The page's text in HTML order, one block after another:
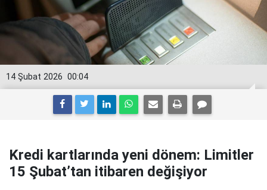
00:04
14 Şubat 2026
Kredi kartlarında yeni dönem: Limitler
15 Şubat’tan itibaren değişiyor